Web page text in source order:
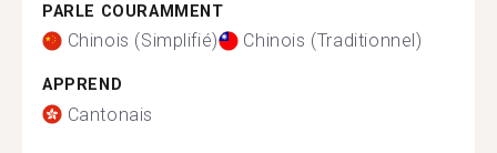
PARLE COURAMMENT
Chinois (Simplifié) Chinois (Traditionnel)
APPREND
Cantonais